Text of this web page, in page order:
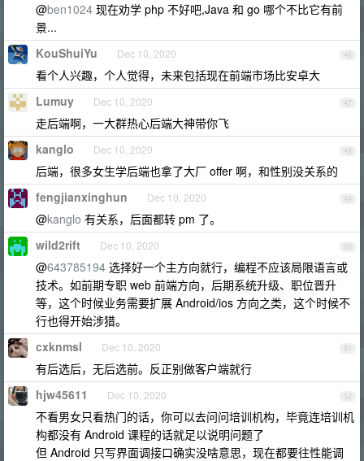
@ben1024 现在劝学 php 不好吧,Java 和 go 哪个不比它有前
景...
46
KouShuiYu Dec 10, 2020
看个人兴趣，个人觉得，未来包括现在前端市场比安卓大
47
Lumuy Dec 10, 2020
走后端啊，一大群热心后端大神带你飞
48
kanglo Dec 10, 2020
后端，很多女生学后端也拿了大厂 offer 啊，和性别没关系的
49
fengjianxinghun Dec 10, 2020
@kanglo 有关系，后面都转 pm 了。
50
wild2rift Dec 10, 2020
@643785194 选择好一个主方向就行，编程不应该局限语言或
技术。如前期专职 web 前端方向，后期系统升级、职位晋升
等，这个时候业务需要扩展 Android/ios 方向之类，这个时候不
行也得开始涉猎。
51
cxknmsl Dec 10, 2020
有后选后，无后选前。反正别做客户端就行
52
hjw45611 Dec 10, 2020
不看男女只看热门的话，你可以去问问培训机构，毕竟连培训机
构都没有 Android 课程的话就足以说明问题了
但 Android 只写界面调接口确实没啥意思，现在都要往性能调